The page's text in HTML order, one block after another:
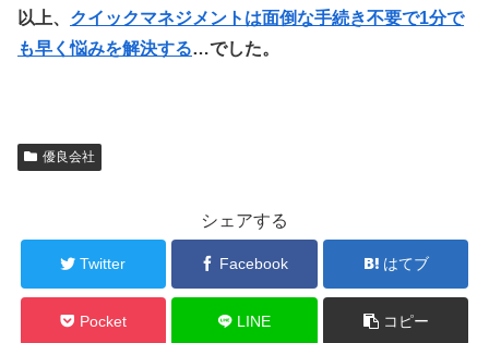
以上、 クイックマネジメントは面倒な手続き不要で1分で
も早く悩みを解決する…でした。
優良会社
シェアする
Twitter Facebook はてブ
Pocket LINE コピー